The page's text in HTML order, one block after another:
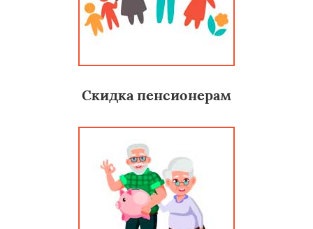
Скидка пенсионерам